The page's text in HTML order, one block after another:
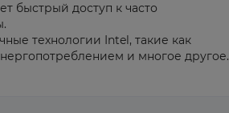
быстрый доступ к часто
технологии Intel, такие как
и многое другое.